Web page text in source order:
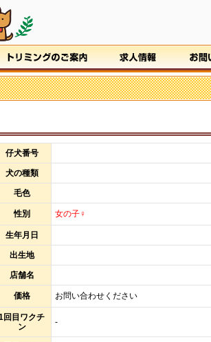
仔犬番号
犬の種類
毛色
性別 女の子♀
生年月日
出生地
店舗名
価格 お問い合わせください
回目ワクチ
ン
-